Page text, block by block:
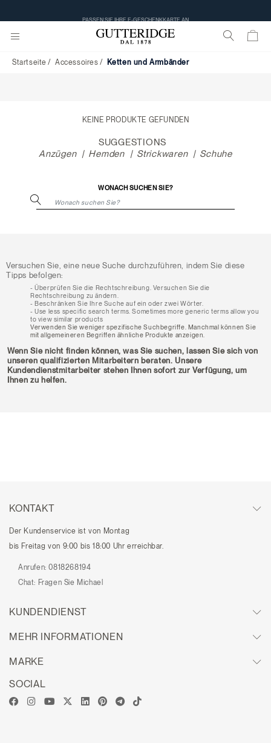
und
Armbänder
Startseite Accessoires Ketten und Armbänder
KEINE PRODUKTE GEFUNDEN
SUGGESTIONS
Anzügen
Hemden Strickwaren Schuhe
WONACH SUCHEN SIE?
Versuchen Sie, eine neue Suche durchzuführen, indem Sie diese
Tipps befolgen:
Überprüfen Sie die Rechtschreibung. Versuchen Sie die
Rechtschreibung zu ändern.
Beschränken Sie Ihre Suche auf ein oder zwei Wörter.
Use less specific search terms. Sometimes more generic terms allow you
to view similar products
Verwenden Sie weniger spezifische Suchbegriffe. Manchmal können Sie
mit allgemeineren Begriffen ähnliche Produkte anzeigen.
Wenn Sie nicht finden können, was Sie suchen, lassen Sie sich von
unseren qualifizierten Mitarbeitern beraten. Unsere
Kundendienstmitarbeiter stehen Ihnen sofort zur Verfügung, um
Ihnen zu helfen.
KONTAKT
Der Kundenservice ist von Montag
bis Freitag von 9:00 bis 18:00 Uhr erreichbar.
Anrufen: 0818268194
Chat: Fragen Sie Michael
KUNDENDIENST
MEHR INFORMATIONEN
MARKE
SOCIAL